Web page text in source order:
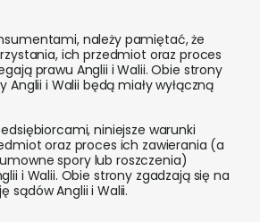
należy pamiętać, że
ich przedmiot oraz proces
prawu Anglii i Walii. Obie strony
Anglii i Walii będą miały wyłączną
niniejsze warunki
oraz proces ich zawierania (a
spory lub roszczenia)
i Walii. Obie strony zgadzają się na
sądów Anglii i Walii.